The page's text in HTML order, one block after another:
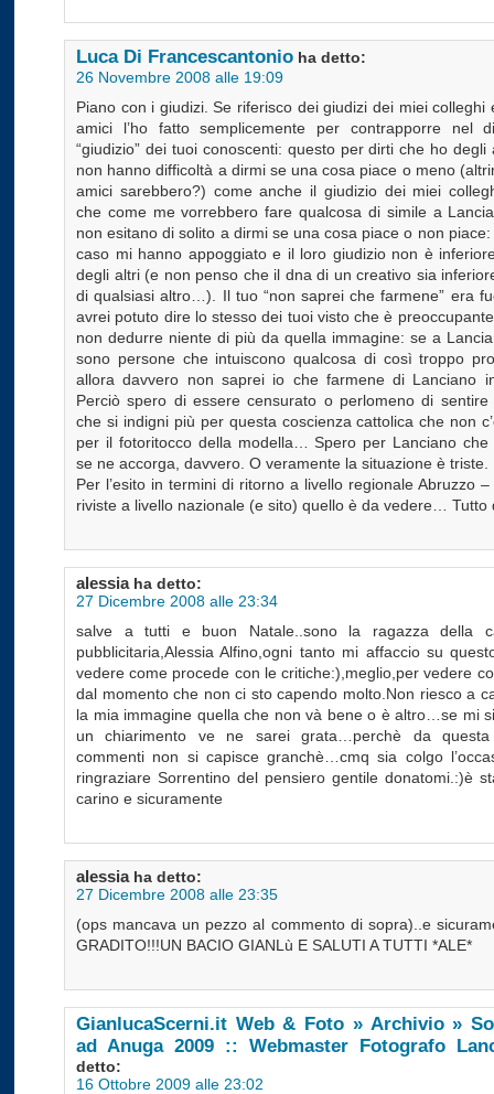
Luca Di Francescantonio ha detto:
26 Novembre 2008 alle 19:09
Piano con i giudizi. Se riferisco dei giudizi dei miei colleghi
amici l’ho fatto semplicemente per contrapporre nel
“giudizio” dei tuoi conoscenti: questo per dirti che ho degli
non hanno difficoltà a dirmi se una cosa piace o meno
amici sarebbero?) come anche il giudizio dei miei
che come me vorrebbero fare qualcosa di simile a
non esitano di solito a dirmi se una cosa piace o non
caso mi hanno appoggiato e il loro giudizio non è
degli altri (e non penso che il dna di un creativo sia
di qualsiasi altro…). Il tuo “non saprei che farmene” era
avrei potuto dire lo stesso dei tuoi visto che è preoccupante
non dedurre niente di più da quella immagine: se a
sono persone che intuiscono qualcosa di così troppo
allora davvero non saprei io che farmene di Lanciano
Perciò spero di essere censurato o perlomeno di sentire
che si indigni più per questa coscienza cattolica che non
per il fotoritocco della modella… Spero per Lanciano che
se ne accorga, davvero. O veramente la situazione è triste.
Per l’esito in termini di ritorno a livello regionale Abruzzo
riviste a livello nazionale (e sito) quello è da vedere… Tutto
alessia ha detto:
27 Dicembre 2008 alle 23:34
salve a tutti e buon Natale..sono la ragazza della
pubblicitaria,Alessia Alfino,ogni tanto mi affaccio su
vedere come procede con le critiche:),meglio,per vedere
dal momento che non ci sto capendo molto.Non riesco a
la mia immagine quella che non và bene o è altro…se mi
un chiarimento ve ne sarei grata…perchè da
commenti non si capisce granchè…cmq sia colgo
ringraziare Sorrentino del pensiero gentile donatomi.:)è
carino e sicuramente
alessia ha detto:
27 Dicembre 2008 alle 23:35
(ops mancava un pezzo al commento di sopra)..e
GRADITO!!!UN BACIO GIANLù E SALUTI A TUTTI *ALE*
GianlucaScerni.it Web & Foto » Archivio »
ad Anuga 2009 :: Webmaster Fotografo
detto:
16 Ottobre 2009 alle 23:02